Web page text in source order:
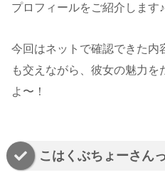
プロフィールをご紹介します♪
今回はネットで確認できた内
も交えながら、彼女の魅力
よ〜！
こはくぶちょーさん